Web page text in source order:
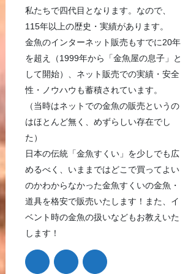
私たちで四代目となります。なので、
115年以上の歴史・実績があります。
金魚のインターネット販売もすでに20年
を超え（1999年から「金魚屋の息子」と
して開始）、ネット販売での実績・安全
性・ノウハウも蓄積されています。
（当時はネットでの金魚の販売というの
はほとんど無く、めずらしい存在でし
た）
日本の伝統「金魚すくい」を少しでも広
めるべく、いままではどこで買ってよい
のかわからなかった金魚すくいの金魚・
道具を格安で販売いたします！また、イ
ベント時の金魚の扱いなどもお教えいた
します！